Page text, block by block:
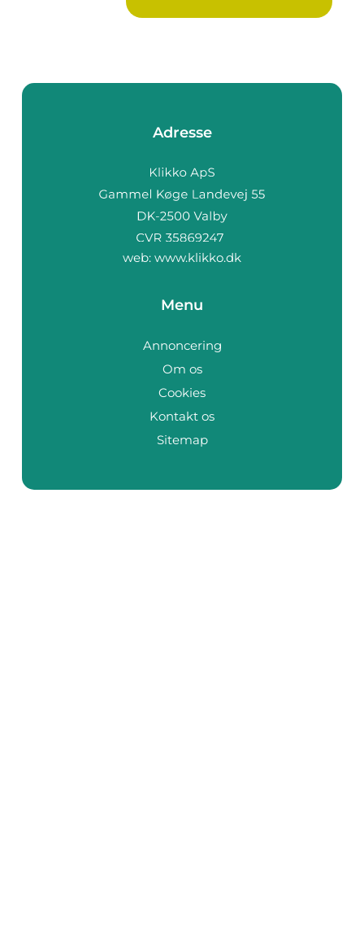
Adresse
web: www.klikko.dk
Menu
Annoncering
Om os
Cookies
Kontakt os
Sitemap